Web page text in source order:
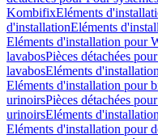
KombifixEléments
d'installationEléments
Eléments d'installation pour
lavabosPièces détachées
lavabosEléments
Eléments d'installation pour
urinoirsPièces détachées
urinoirsEléments
Eléments d'installation pour